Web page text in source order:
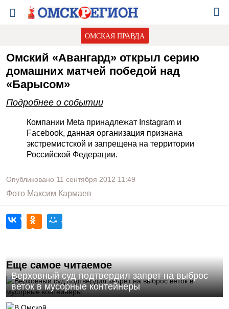
ОМСКАЯ ПРАВДА
Омский «Авангард» открыл серию
домашних матчей победой над
«Барысом»
Подробнее о событии
Компании Meta принадлежат Instagram и
Facebook, данная организация признана
экстремистской и запрещена на территории
Российской Федерации.
Опубликовано 11 сентября 2012 11:49
Фото Максим Кармаев
Еще самое читаемое
Верховный суд подтвердил запрет на выброс
веток в мусорные контейнеры